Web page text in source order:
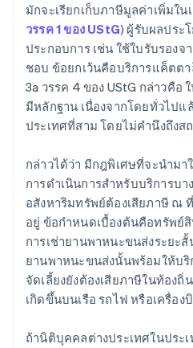
มักจะเรียกเก็บภาษีมูลค่าเพิ่มใน
วรรค 1 ของ UStG) ผู้รับผลประ
ประกอบการ เช่น ใช้ใบรับรอง
ชอบ ข้อยกเว้นคือบริการแค็ตต
3a วรรค 4 ของ UStG กล่าวคือ
มีหลักฐาน เนื่องจากโดยทั่วไปแ
ประเทศที่สาม โดยไม่คำนึงถึง
กล่าวได้ว่า มีกฎพิเศษที่จะนำม
การดำเนินการสำหรับบริการบา
อสังหาริมทรัพย์ต้องเสียภาษี ณ
อยู่ ข้อกำหนดเบื้องต้นคือทรัพ
การเช่ายานพาหนะขนส่งระยะ
ยานพาหนะขนส่งนั้นพร้อมให้บริ
จัดเลี้ยงยังต้องเสียภาษีในท้อง
เกิดขึ้นบนเรือ รถไฟ หรือเครื่อง
ถ้านิติบุคคลต่างประเทศในประ